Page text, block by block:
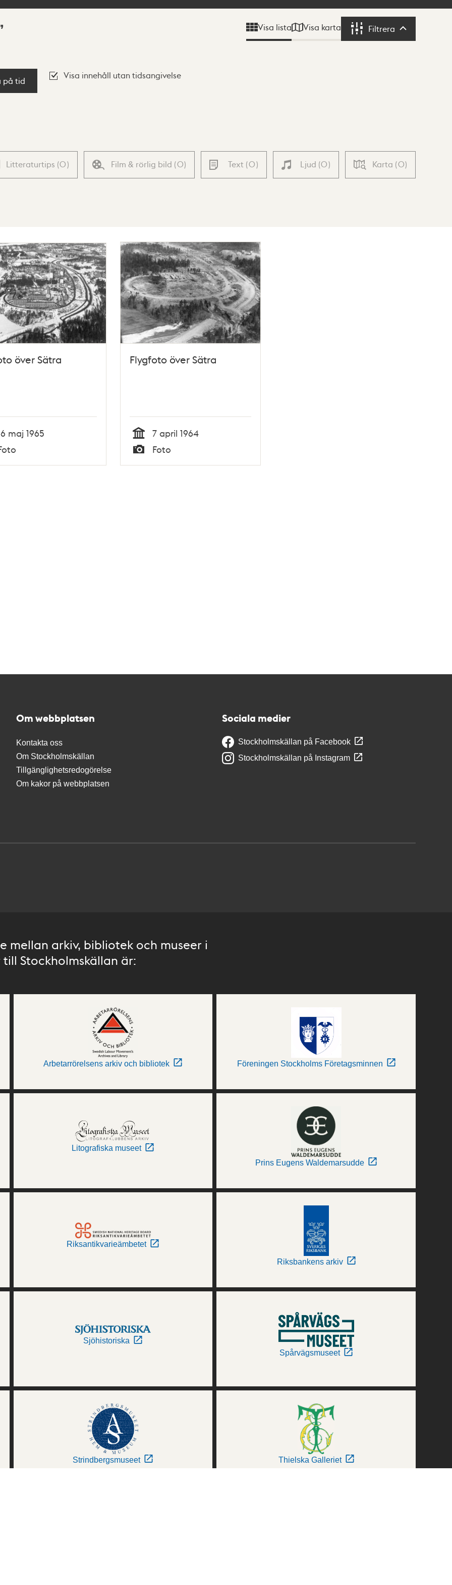
Visa lista Visa karta Filtrera Filtrera
på tid
Visa innehåll utan tidsangivelse
Litteraturtips (0) Film & rörlig bild (0) Text (0) Ljud (0) Karta (0)
över Sätra
maj 1965
Flygfoto över Sätra
Tid
7 april 1964
Typ
Foto
Om webbplatsen
Kontakta oss
Om Stockholmskällan
Tillgänglighetsredogörelse
Om kakor på webbplatsen
Sociala medier
Stockholmskällan på Facebook
Stockholmskällan på Instagram
mellan arkiv, bibliotek och museer i
Stockholmskällan är:
Arbetarrörelsens arkiv och bibliotek Föreningen Stockholms Företagsminnen
Litografiska museet
Prins Eugens Waldemarsudde
Riksantikvarieämbetet
Riksbankens arkiv
Sjöhistoriska
Spårvägsmuseet
Strindbergsmuseet Thielska Galleriet